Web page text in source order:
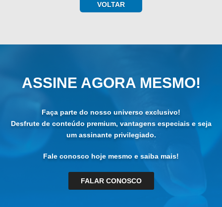
VOLTAR
ASSINE AGORA MESMO!
Faça parte do nosso universo exclusivo!
Desfrute de conteúdo premium, vantagens especiais e seja
um assinante privilegiado.
Fale conosco hoje mesmo e saiba mais!
FALAR CONOSCO